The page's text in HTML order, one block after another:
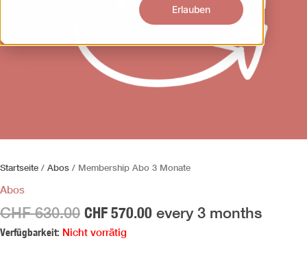
Erlauben
Startseite / Abos / Membership Abo 3 Monate
Abos
CHF630.00 CHF570.00 every 3 months
Verfügbarkeit: Nicht vorrätig